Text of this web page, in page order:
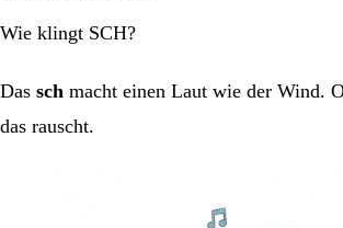
Wie klingt SCH?
Das sch macht einen Laut wie der Wind.
das rauscht.